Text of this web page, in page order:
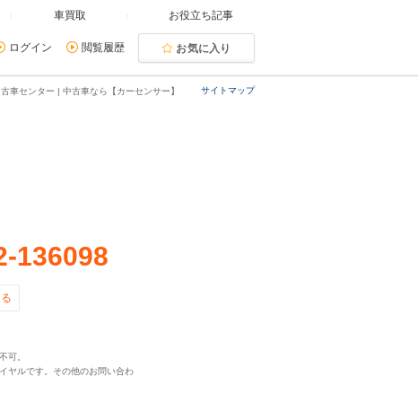
車買取 お役立ち記事
ログイン 閲覧履歴 お気に入り
サイトマップ
車センター | 中古車なら【カーセンサー】
136098
可。
ヤルです。その他のお問い合わ